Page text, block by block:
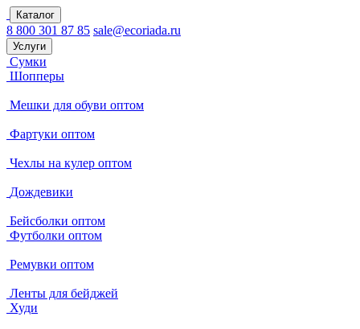
Каталог
8 800 301 87 85 sale@ecoriada.ru
Услуги
Сумки
Шопперы
Мешки для обуви оптом
Фартуки оптом
Чехлы на кулер оптом
Дождевики
Бейсболки оптом
Футболки оптом
Ремувки оптом
Ленты для бейджей
Худи